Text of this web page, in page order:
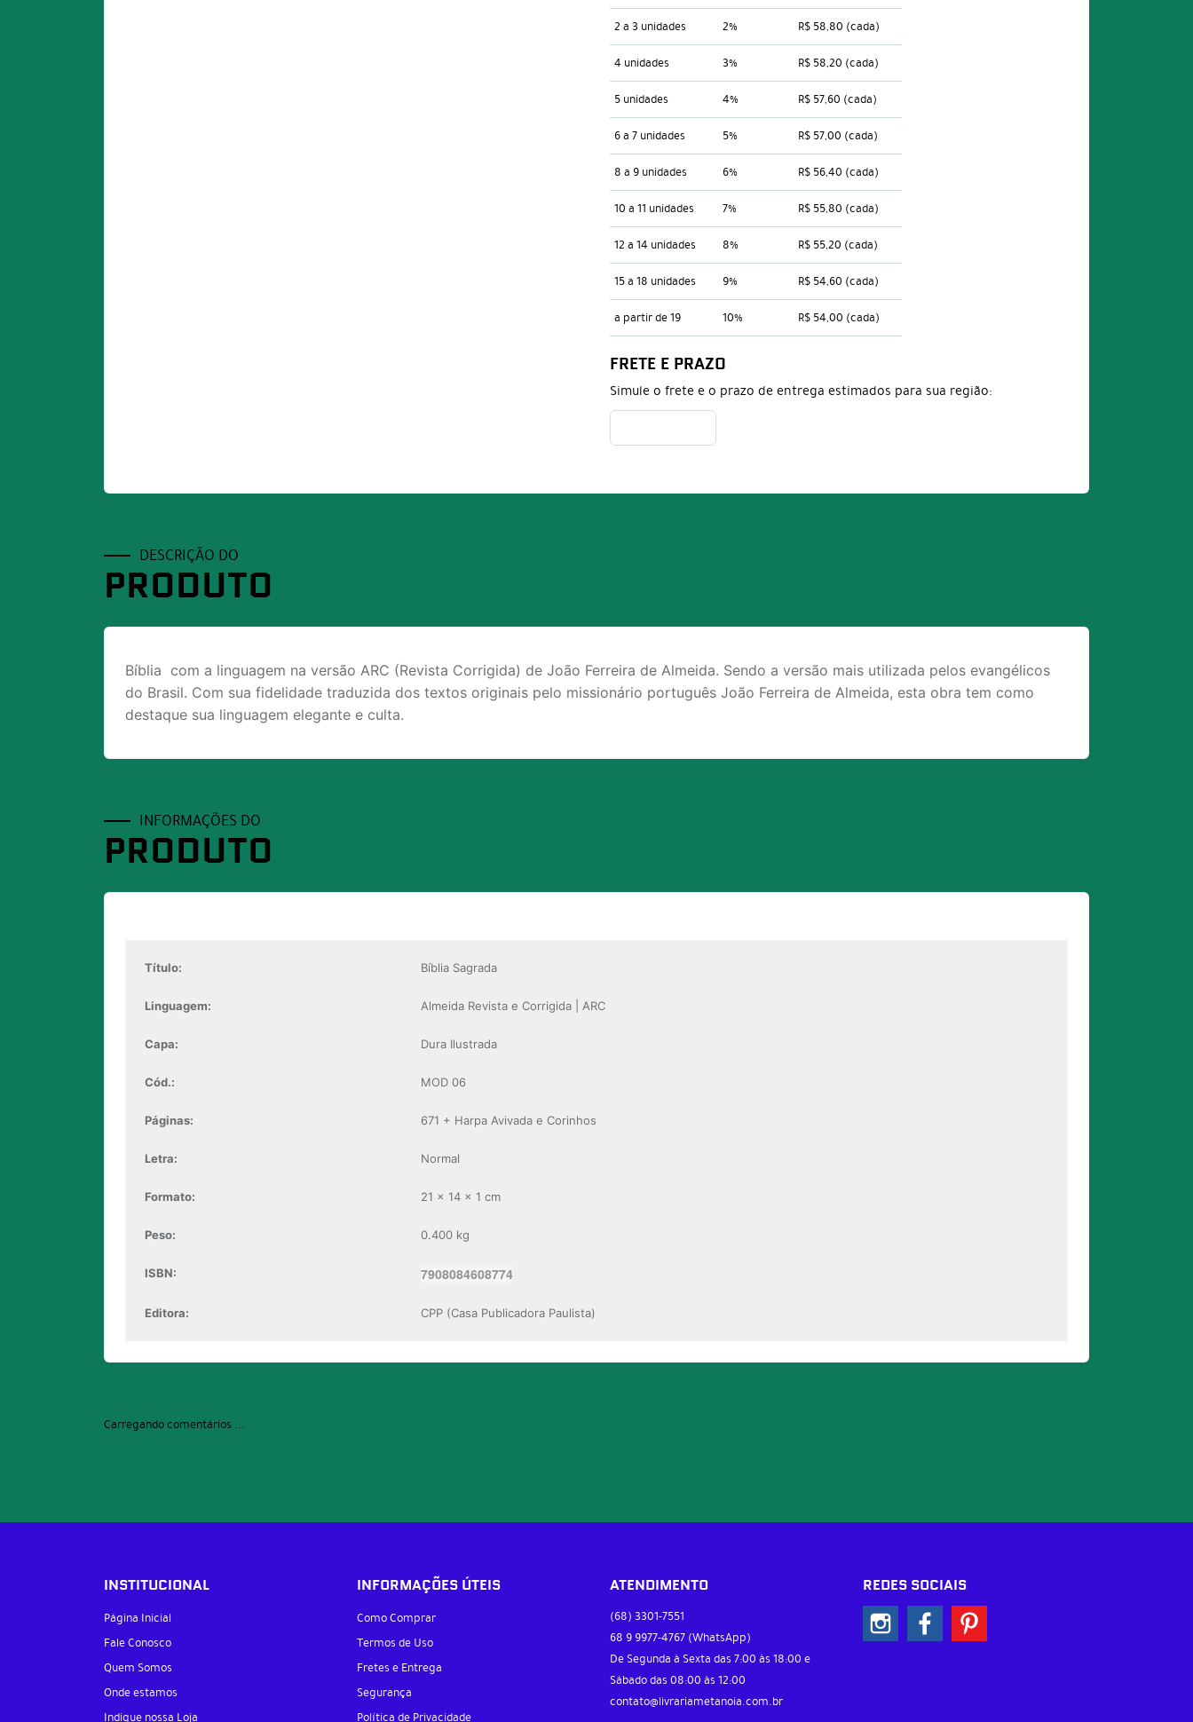
2 a 3 unidades 2% R$ 58,80 (cada)
4 unidades 3% R$ 58,20 (cada)
5 unidades 4% R$ 57,60 (cada)
6 a 7 unidades 5% R$ 57,00 (cada)
8 a 9 unidades 6% R$ 56,40 (cada)
10 a 11 unidades 7% R$ 55,80 (cada)
12 a 14 unidades 8% R$ 55,20 (cada)
15 a 18 unidades 9% R$ 54,60 (cada)
a partir de 19 10% R$ 54,00 (cada)
FRETE E PRAZO
Simule o frete e o prazo de entrega estimados para sua região:
DESCRIÇÃO DO
PRODUTO
Bíblia com a linguagem na versão ARC (Revista Corrigida) de João Ferreira de Almeida. Sendo a versão mais utilizada pelos evangélicos
do Brasil. Com sua fidelidade traduzida dos textos originais pelo missionário português João Ferreira de Almeida, esta obra tem como
destaque sua linguagem elegante e culta.
INFORMAÇÕES DO
PRODUTO
Título: Bíblia Sagrada
Linguagem: Almeida Revista e Corrigida | ARC
Capa: Dura Ilustrada
Cód.: MOD 06
Páginas: 671 + Harpa Avivada e Corinhos
Letra: Normal
Formato: 21 x 14 x 1 cm
Peso: 0.400 kg
ISBN: 7908084608774
Editora: CPP (Casa Publicadora Paulista)
Carregando comentários ...
INSTITUCIONAL
Página Inicial
Fale Conosco
Quem Somos
Onde estamos
Indique nossa Loja
INFORMAÇÕES ÚTEIS
Como Comprar
Termos de Uso
Fretes e Entrega
Segurança
Política de Privacidade
ATENDIMENTO
(68) 3301-7551
68 9 9977-4767 (WhatsApp)
De Segunda à Sexta das 7:00 às 18:00 e
Sábado das 08:00 às 12:00
contato@livrariametanoia.com.br
REDES SOCIAIS